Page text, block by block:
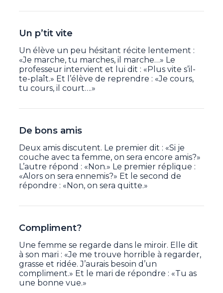
Un p’tit vite
Un élève un peu hésitant récite lentement :
«Je marche, tu marches, il marche…» Le
professeur intervient et lui dit : «Plus vite s’il-
te-plaît.» Et l’élève de reprendre : «Je cours,
tu cours, il court….»
De bons amis
Deux amis discutent. Le premier dit : «Si je
couche avec ta femme, on sera encore amis?»
L’autre répond : «Non.» Le premier réplique :
«Alors on sera ennemis?» Et le second de
répondre : «Non, on sera quitte.»
Compliment?
Une femme se regarde dans le miroir. Elle dit
à son mari : «Je me trouve horrible à regarder,
grasse et ridée. J’aurais besoin d’un
compliment.» Et le mari de répondre : «Tu as
une bonne vue.»